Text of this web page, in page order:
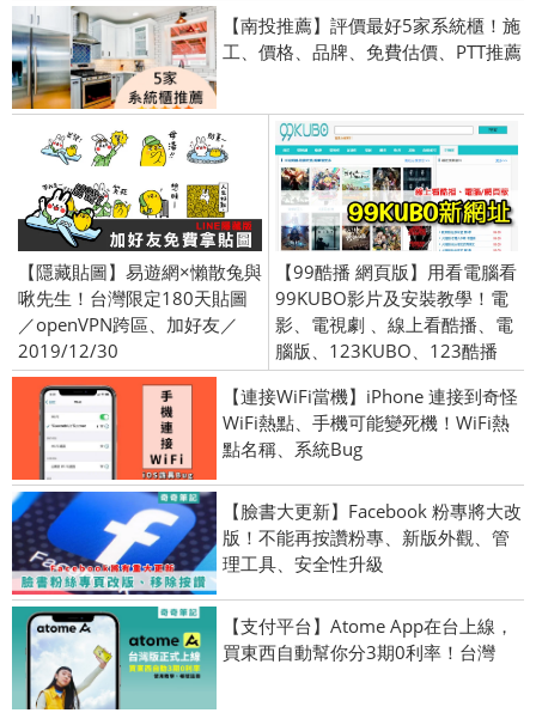
【南投推薦】評價最好5家系統櫃！施
工、價格、品牌、免費估價、PTT推薦
【隱藏貼圖】易遊網×懶散兔與
啾先生！台灣限定180天貼圖
／openVPN跨區、加好友／
2019/12/30
【99酷播 網頁版】用看電腦看
99KUBO影片及安裝教學！電
影、電視劇 、線上看酷播、電
腦版、123KUBO、123酷播
【連接WiFi當機】iPhone 連接到奇怪
WiFi熱點、手機可能變死機！WiFi熱
點名稱、系統Bug
【臉書大更新】Facebook 粉專將大改
版！不能再按讚粉專、新版外觀、管
理工具、安全性升級
【支付平台】Atome App在台上線，
買東西自動幫你分3期0利率！台灣